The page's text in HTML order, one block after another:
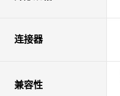
连接器
兼容性